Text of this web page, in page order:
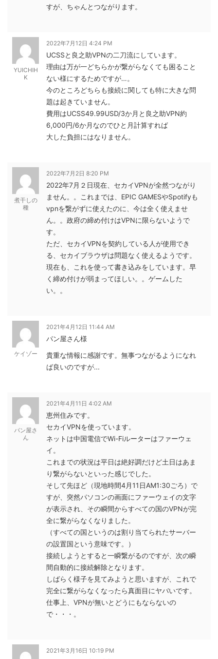
すが、ちゃんとつながります。
YUICHIH
K
2022年7月12日 4:24 PM
UCSSと良之助VPNの二刀流にしています。
理由は万が一どちらかが繋がらなくても困ること
ない様にするためですが…。
今のところどちらも接続に関しても特に大きな問
題は起きていません。
費用はUCSS49.99USD/3か月と良之助VPN約
6,000円/6か月なのでひと月計算すれば
大した負担にはなりません。
煮干しの
種
2022年7月2日 8:20 PM
2022年7月２日現在、セカイVPNが全然つながり
ません。。これまでは、EPIC GAMESやSpotifyも
vpnを繋がずに使えたのに、今は全く使えませ
ん。。政府の締め付けはVPNに限らないようで
す。
ただ、セカイVPNを契約している人が使用でき
る、セカイブラウザは問題なく使えるようです。
現在も、これを使って書き込みをしています。早
く締め付けが弱まってほしい。。ゲームした
い。。
ケイゾー
2021年4月12日 11:44 AM
パン屋さん様
貴重な情報に感謝です。無事つながるようになれ
ば良いのですが...
パン屋さ
ん
2021年4月11日 4:02 AM
恵州住みです。
セカイVPNを使っています。
ネットは中国電信でWi-Fiルーターはファーウェ
イ。
これまでの状況は平日は絶好調だけど土日はあま
り繋がらないといった感じでした。
そして先ほど（現地時間4月11日AM1:30ごろ）で
すが、突然パソコンの画面にファーウェイの文字
が表示され、その瞬間からすべての国のVPNが完
全に繋がらなくなりました。
（すべての国というのは割り当てられたサーバー
の設置国という意味です。）
接続しようとすると一瞬繋がるのですが、次の瞬
間自動的に接続解除となります。
しばらく様子を見てみようと思いますが、これで
完全に繋がらなくなったら真面目にヤバいです。
仕事上、VPNが無いとどうにもならないの
で・・・。
2021年3月16日 10:19 PM